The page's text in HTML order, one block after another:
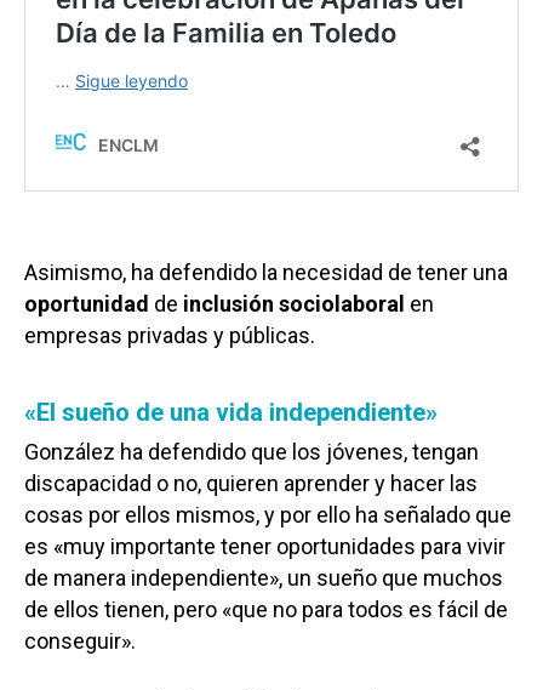
Asimismo, ha defendido la necesidad de tener una
oportunidad de inclusión sociolaboral en
empresas privadas y públicas.
«El sueño de una vida independiente»
González ha defendido que los jóvenes, tengan
discapacidad o no, quieren aprender y hacer las
cosas por ellos mismos, y por ello ha señalado que
es «muy importante tener oportunidades para vivir
de manera independiente», un sueño que muchos
de ellos tienen, pero «que no para todos es fácil de
conseguir».